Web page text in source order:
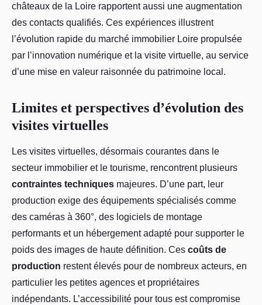
châteaux de la Loire rapportent aussi une augmentation
des contacts qualifiés. Ces expériences illustrent
l’évolution rapide du marché immobilier Loire propulsée
par l’innovation numérique et la visite virtuelle, au service
d’une mise en valeur raisonnée du patrimoine local.
Limites et perspectives d’évolution des
visites virtuelles
Les visites virtuelles, désormais courantes dans le
secteur immobilier et le tourisme, rencontrent plusieurs
contraintes techniques majeures. D’une part, leur
production exige des équipements spécialisés comme
des caméras à 360°, des logiciels de montage
performants et un hébergement adapté pour supporter le
poids des images de haute définition. Ces coûts de
production restent élevés pour de nombreux acteurs, en
particulier les petites agences et propriétaires
indépendants. L’accessibilité pour tous est compromise